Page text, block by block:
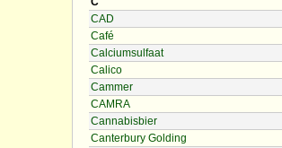
CAD
Café
Calciumsulfaat
Calico
Cammer
CAMRA
Cannabisbier
Canterbury Golding